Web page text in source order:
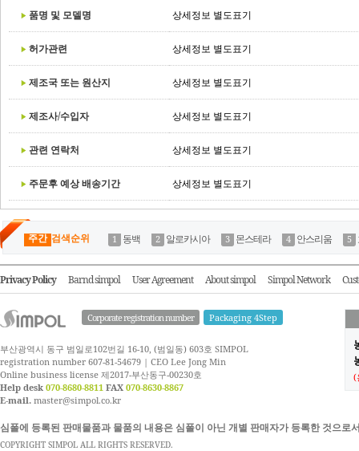
품명 및 모델명 상세정보 별도표기
허가관련 상세정보 별도표기
제조국 또는 원산지 상세정보 별도표기
제조사/수입자 상세정보 별도표기
관련 연락처 상세정보 별도표기
주문후 예상 배송기간 상세정보 별도표기
주간 검색순위 동백 알로카시아 몬스테라 안스리움
Privacy Policy Barnd simpol User Agreement About simpol Simpol Network
Corporate registration number Packaging 4Step
부산광역시 동구 범일로102번길 16-10, (범일동) 603호 SIMPOL
registration number 607-81-54679 | CEO Lee Jong Min
Online business license 제2017-부산동구-00230호
Help desk 070-8680-8811 FAX 070-8630-8867
E-mail. master@simpol.co.kr
(
심폴에 등록된 판매물품과 물품의 내용은 심폴이 아닌 개별 판매자가 등록한 것으
COPYRIGHT SIMPOL ALL RIGHTS RESERVED.